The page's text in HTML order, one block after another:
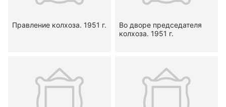
Правление колхоза. 1951 г.
Во дворе председателя
колхоза. 1951 г.